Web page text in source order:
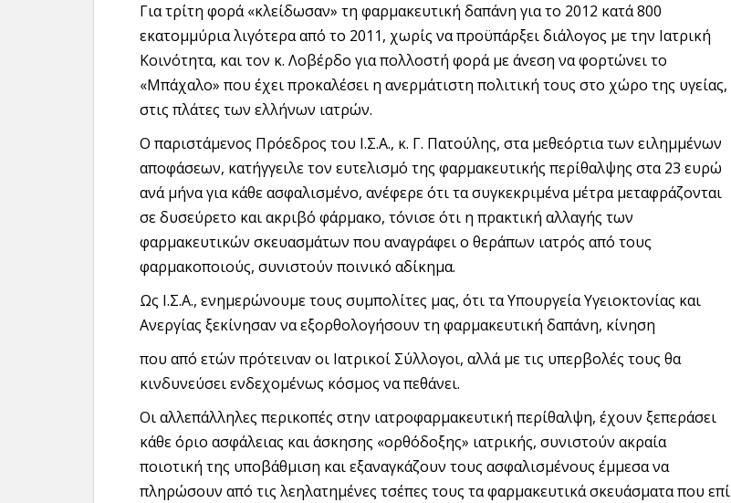
Για τρίτη φορά «κλείδωσαν» τη φαρμακευτική δαπάνη για το 2012 κατά 800
εκατομμύρια λιγότερα από το 2011, χωρίς να προϋπάρξει διάλογος με την Ιατρική
Κοινότητα, και τον κ. Λοβέρδο για πολλοστή φορά με άνεση να φορτώνει το
«Μπάχαλο» που έχει προκαλέσει η ανερμάτιστη πολιτική τους στο χώρο της υγείας,
στις πλάτες των ελλήνων ιατρών.
Ο παριστάμενος Πρόεδρος του Ι.Σ.Α., κ. Γ. Πατούλης, στα μεθεόρτια των ειλημμένων
αποφάσεων, κατήγγειλε τον ευτελισμό της φαρμακευτικής περίθαλψης στα 23 ευρώ
ανά μήνα για κάθε ασφαλισμένο, ανέφερε ότι τα συγκεκριμένα μέτρα μεταφράζονται
σε δυσεύρετο και ακριβό φάρμακο, τόνισε ότι η πρακτική αλλαγής των
φαρμακευτικών σκευασμάτων που αναγράφει ο θεράπων ιατρός από τους
φαρμακοποιούς, συνιστούν ποινικό αδίκημα.
Ως Ι.Σ.Α., ενημερώνουμε τους συμπολίτες μας, ότι τα Υπουργεία Υγειοκτονίας και
Ανεργίας ξεκίνησαν να εξορθολογήσουν τη φαρμακευτική δαπάνη, κίνηση
που από ετών πρότειναν οι Ιατρικοί Σύλλογοι, αλλά με τις υπερβολές τους θα
κινδυνεύσει ενδεχομένως κόσμος να πεθάνει.
Οι αλλεπάλληλες περικοπές στην ιατροφαρμακευτική περίθαλψη, έχουν ξεπεράσει
κάθε όριο ασφάλειας και άσκησης «ορθόδοξης» ιατρικής, συνιστούν ακραία
ποιοτική της υποβάθμιση και εξαναγκάζουν τους ασφαλισμένους έμμεσα να
πληρώσουν από τις λεηλατημένες τσέπες τους τα φαρμακευτικά σκευάσματα που επί